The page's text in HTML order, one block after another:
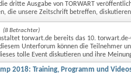
dritte Ausgabe von TORWART
die unsere Zeitschrift betreffen,
(8 Betrachter)
torwart.de bereits das 10. torwart.de-
Unterforum können die Teilnehmer
tolle Event diskutieren und ihre
2018: Training, Programm und